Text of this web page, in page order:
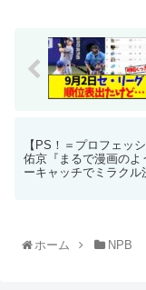
【PS！＝プロフェッ
佑京『まるで漫画の
ーキャッチでミラクル
ホーム NPB